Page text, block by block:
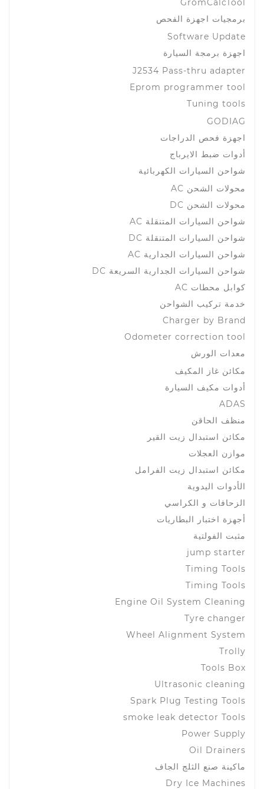
GromCalcTool
برمجيات اجهزة الفحص
Software Update
اجهزة برمجة السيارة
J2534 Pass-thru adapter
Eprom programmer tool
Tuning tools
GODIAG
اجهزة فحص الدراجات
أدوات ضبط الايرباج
شواحن السيارات الكهربائية
محولات الشحن AC
محولات الشحن DC
شواحن السيارات المتنقلة AC
شواحن السيارات المتنقلة DC
شواحن السيارات الجدارية AC
شواحن السيارات الجدارية السريعة DC
كوابل محطات AC
خدمة تركيب الشواحن
Charger by Brand
Odometer correction tool
معدات الورش
مكائن غاز المكيف
أدوات مكيف السيارة
ADAS
منظف الحاقن
مكائن استبدال زيت القير
موازن العجلات
مكائن استبدال زيت الفرامل
الأدوات اليدوية
الزحافات و الكراسي
أجهزة اختبار البطاريات
مثبت الفولتية
jump starter
Timing Tools
Timing Tools
Engine Oil System Cleaning
Tyre changer
Wheel Alignment System
Trolly
Tools Box
Ultrasonic cleaning
Spark Plug Testing Tools
smoke leak detector Tools
Power Supply
Oil Drainers
ماكينة صنع الثلج الجاف
Dry Ice Machines